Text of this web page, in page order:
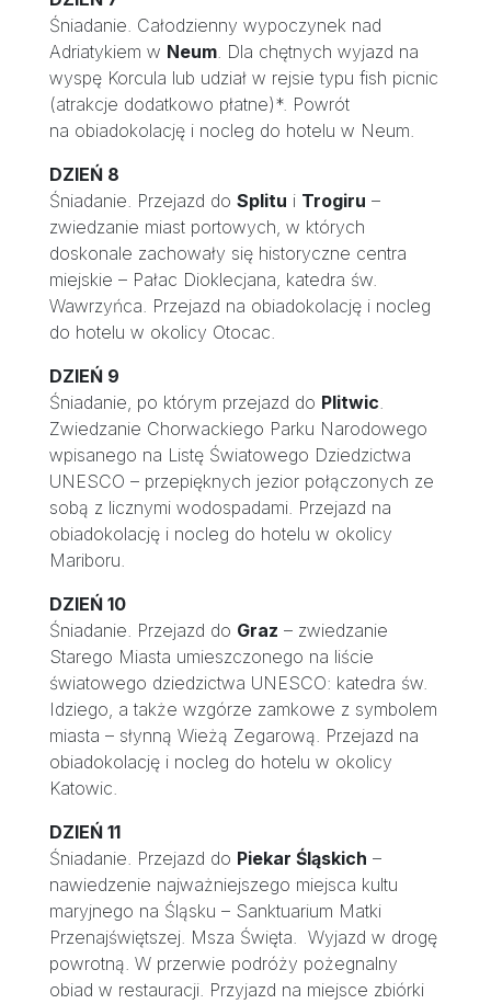
Śniadanie. Całodzienny wypoczynek nad
Adriatykiem w Neum. Dla chętnych wyjazd na
wyspę Korcula lub udział w rejsie typu fish picnic
(atrakcje dodatkowo płatne)*. Powrót
na obiadokolację i nocleg do hotelu w Neum.
DZIEŃ 8
Śniadanie. Przejazd do Splitu i Trogiru –
zwiedzanie miast portowych, w których
doskonale zachowały się historyczne centra
miejskie – Pałac Dioklecjana, katedra św.
Wawrzyńca. Przejazd na obiadokolację i nocleg
do hotelu w okolicy Otocac.
DZIEŃ 9
Śniadanie, po którym przejazd do Plitwic.
Zwiedzanie Chorwackiego Parku Narodowego
wpisanego na Listę Światowego Dziedzictwa
UNESCO – przepięknych jezior połączonych ze
sobą z licznymi wodospadami. Przejazd na
obiadokolację i nocleg do hotelu w okolicy
Mariboru.
DZIEŃ 10
Śniadanie. Przejazd do Graz – zwiedzanie
Starego Miasta umieszczonego na liście
światowego dziedzictwa UNESCO: katedra św.
Idziego, a także wzgórze zamkowe z symbolem
miasta – słynną Wieżą Zegarową. Przejazd na
obiadokolację i nocleg do hotelu w okolicy
Katowic.
DZIEŃ 11
Śniadanie. Przejazd do Piekar Śląskich –
nawiedzenie najważniejszego miejsca kultu
maryjnego na Śląsku – Sanktuarium Matki
Przenajświętszej. Msza Święta. Wyjazd w drogę
powrotną. W przerwie podróży pożegnalny
obiad w restauracji. Przyjazd na miejsce zbiórki